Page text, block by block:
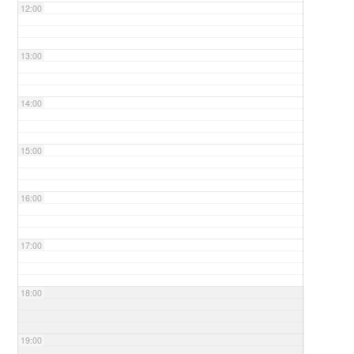
12:00
13:00
14:00
15:00
16:00
17:00
18:00
19:00